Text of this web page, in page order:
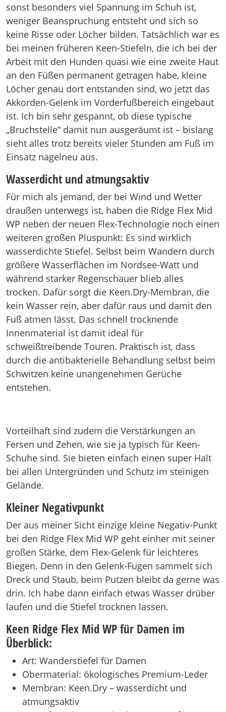
sonst besonders viel Spannung im Schuh ist,
weniger Beanspruchung entsteht und sich so
keine Risse oder Löcher bilden. Tatsächlich war es
bei meinen früheren Keen-Stiefeln, die ich bei der
Arbeit mit den Hunden quasi wie eine zweite Haut
an den Füßen permanent getragen habe, kleine
Löcher genau dort entstanden sind, wo jetzt das
Akkorden-Gelenk im Vorderfußbereich eingebaut
ist. Ich bin sehr gespannt, ob diese typische
„Bruchstelle“ damit nun ausgeräumt ist – bislang
sieht alles trotz bereits vieler Stunden am Fuß im
Einsatz nagelneu aus.
Wasserdicht und atmungsaktiv
Für mich als jemand, der bei Wind und Wetter
draußen unterwegs ist, haben die Ridge Flex Mid
WP neben der neuen Flex-Technologie noch einen
weiteren großen Pluspunkt: Es sind wirklich
wasserdichte Stiefel. Selbst beim Wandern durch
größere Wasserflächen im Nordsee-Watt und
während starker Regenschauer blieb alles
trocken. Dafür sorgt die Keen.Dry-Membran, die
kein Wasser rein, aber dafür raus und damit den
Fuß atmen lässt. Das schnell trocknende
Innenmaterial ist damit ideal für
schweißtreibende Touren. Praktisch ist, dass
durch die antibakterielle Behandlung selbst beim
Schwitzen keine unangenehmen Gerüche
entstehen.
Vorteilhaft sind zudem die Verstärkungen an
Fersen und Zehen, wie sie ja typisch für Keen-
Schuhe sind. Sie bieten einfach einen super Halt
bei allen Untergründen und Schutz im steinigen
Gelände.
Kleiner Negativpunkt
Der aus meiner Sicht einzige kleine Negativ-Punkt
bei den Ridge Flex Mid WP geht einher mit seiner
großen Stärke, dem Flex-Gelenk für leichteres
Biegen. Denn in den Gelenk-Fugen sammelt sich
Dreck und Staub, beim Putzen bleibt da gerne was
drin. Ich habe dann einfach etwas Wasser drüber
laufen und die Stiefel trocknen lassen.
Keen Ridge Flex Mid WP für Damen im
Überblick:
Art: Wanderstiefel für Damen
Obermaterial: ökologisches Premium-Leder
Membran: Keen.Dry – wasserdicht und
atmungsaktiv